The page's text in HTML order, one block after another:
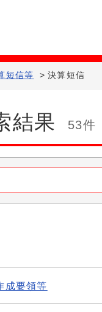
短信等 > 決算短信
結果 53件
成要領等